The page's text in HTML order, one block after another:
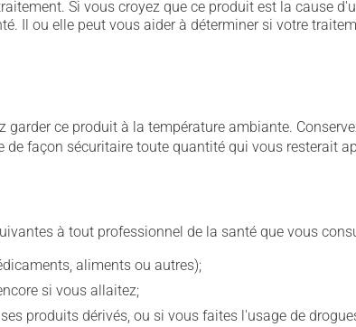
Si vous croyez que ce produit est la cause
Il ou elle peut vous aider à déterminer si votre
ce produit à la température ambiante.
façon sécuritaire toute quantité qui vous resterait
à tout professionnel de la santé que vous
aliments ou autres);
si vous allaitez;
produits dérivés, ou si vous faites l'usage de